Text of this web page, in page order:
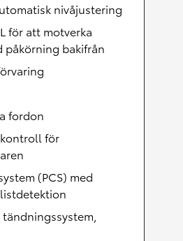
nivåjustering
för att motverka
påkörning bakifrån
fordon
för
(PCS) med